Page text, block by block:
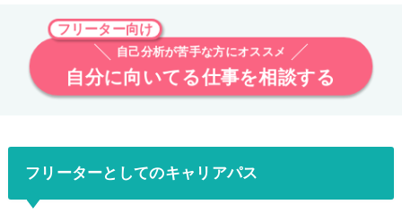
フリーター向け
自己分析が苦手な方にオススメ
自分に向いてる仕事を相談する
フリーターとしてのキャリアパス